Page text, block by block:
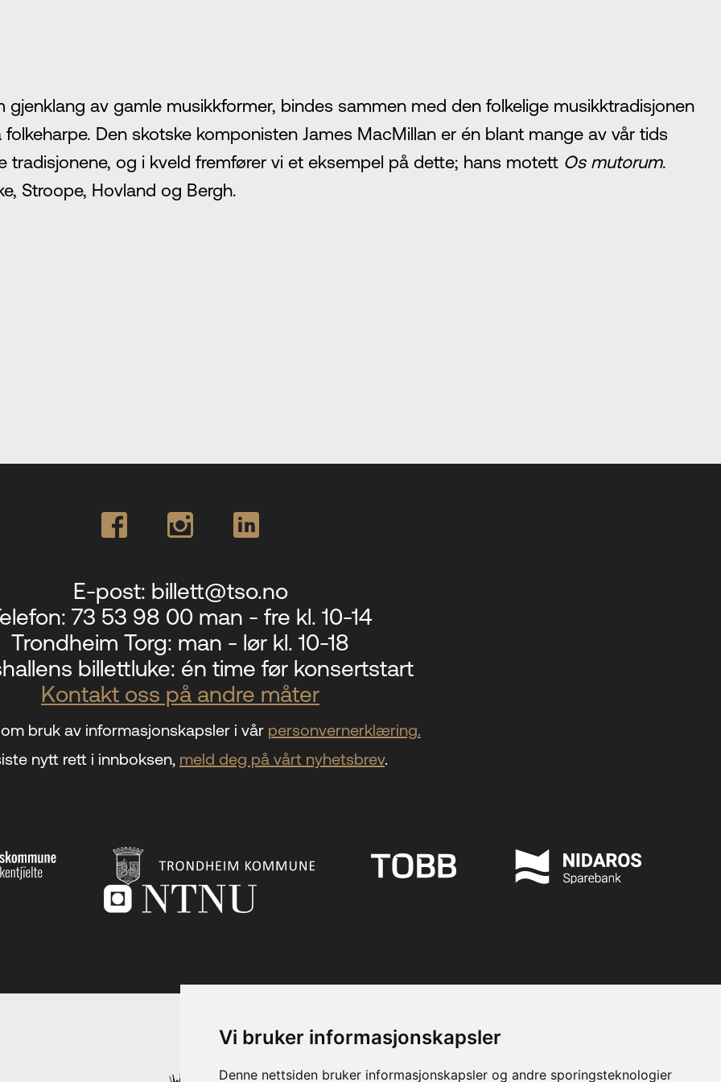
Vi bruker informasjonskapsler
Denne nettsiden bruker informasjonskapsler og andre sporingsteknologier
av gamle musikkformer, bindes sammen med den folkelige musikktradisjonen
Den skotske komponisten James MacMillan er én blant mange av vår tids
tradisjonene, og i kveld fremfører vi et eksempel på dette; hans motett Os mutorum.
Stroope, Hovland og Bergh.
E-post: billett@tso.no
73 53 98 00 man - fre kl. 10-14
Trondheim Torg: man - lør kl. 10-18
billettluke: én time før konsertstart
Kontakt oss på andre måter
bruk av informasjonskapsler i vår personvernerklæring.
nytt rett i innboksen, meld deg på vårt nyhetsbrev.